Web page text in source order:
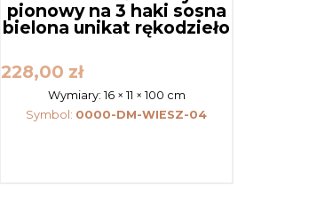
pionowy na 3 haki sosna
bielona unikat rękodzieło
228,00 zł
Wymiary: 16 × 11 × 100 cm
Symbol: 0000-DM-WIESZ-04